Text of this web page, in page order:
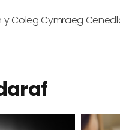
Coleg Cymraeg